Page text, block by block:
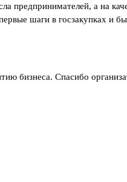
предпринимателей, а на
шаги в госзакупках и
бизнеса. Спасибо